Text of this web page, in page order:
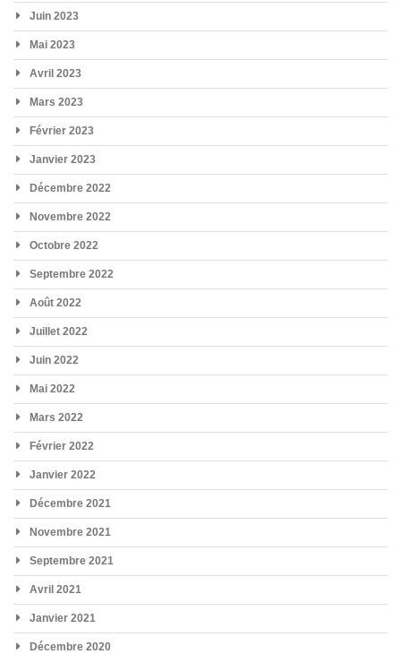
Juin 2023
Mai 2023
Avril 2023
Mars 2023
Février 2023
Janvier 2023
Décembre 2022
Novembre 2022
Octobre 2022
Septembre 2022
Août 2022
Juillet 2022
Juin 2022
Mai 2022
Mars 2022
Février 2022
Janvier 2022
Décembre 2021
Novembre 2021
Septembre 2021
Avril 2021
Janvier 2021
Décembre 2020